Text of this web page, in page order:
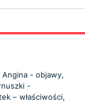
Angina - objawy,
-
– właściwości,